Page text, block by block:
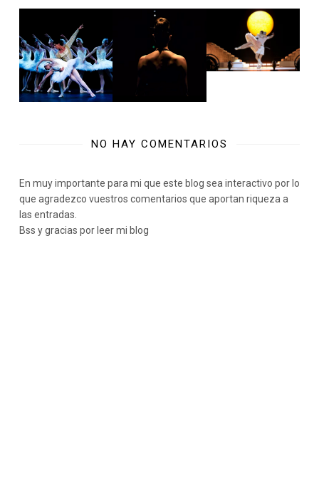
NO HAY COMENTARIOS
En muy importante para mi que este blog sea interactivo por lo
que agradezco vuestros comentarios que aportan riqueza a
las entradas.
Bss y gracias por leer mi blog